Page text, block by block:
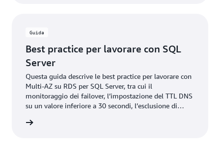
Guida
Best practice per lavorare con SQL
Server
Questa guida descrive le best practice per lavorare con
Multi-AZ su RDS per SQL Server, tra cui il
monitoraggio dei failover, l’impostazione del TTL DNS
su un valore inferiore a 30 secondi, l’esclusione di
failover.